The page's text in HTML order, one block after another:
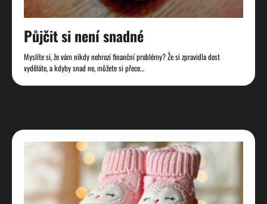
Půjčit si není snadné
Myslíte si, že vám nikdy nehrozí finanční problémy? Že si zpravidla dost
vyděláte, a kdyby snad ne, můžete si přece…